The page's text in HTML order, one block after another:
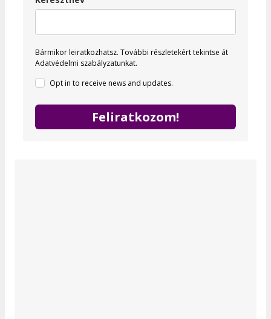
Bármikor leiratkozhatsz. További részletekért tekintse át
Adatvédelmi szabályzatunkat.
Opt in to receive news and updates.
Feliratkozom!